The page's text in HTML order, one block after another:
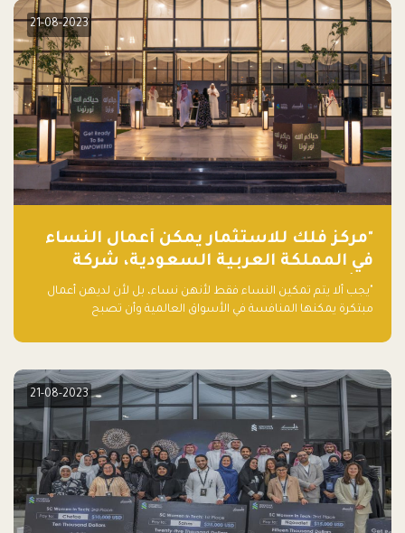
21-08-2023
"مركز فلك للاستثمار يمكّن أعمال النساء
في المملكة العربية السعودية، شركة
ناشئة تلو الأخرى."
"يجب ألا يتم تمكين النساء فقط لأنهن نساء، بل لأن لديهن أعمال
مبتكرة يمكنها المنافسة في الأسواق العالمية وأن تصبح
21-08-2023